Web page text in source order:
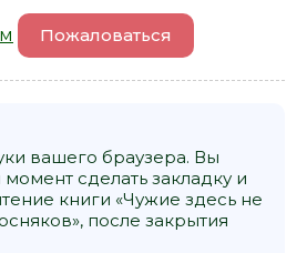
Пожаловаться
вашего браузера. Вы
сделать закладку и
книги «Чужие здесь не
после закрытия